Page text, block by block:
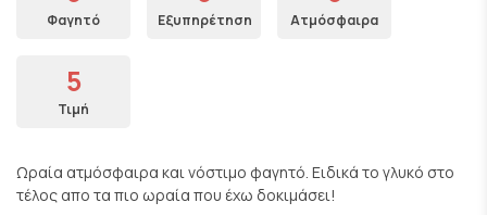
Φαγητό Εξυπηρέτηση Ατμόσφαιρα
5
Τιμή
Ωραία ατμόσφαιρα και νόστιμο φαγητό. Ειδικά το γλυκό στο
τέλος απο τα πιο ωραία που έχω δοκιμάσει!